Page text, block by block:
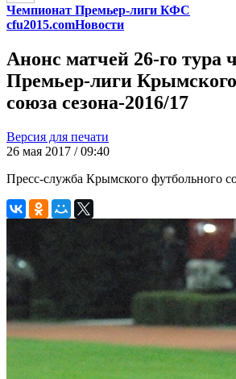
Чемпионат Премьер-лиги КФС
cfu2015.comНовости
Анонс матчей 26-го тура
Премьер-лиги
союза сезона-2016/17
Версия для печати
26 мая 2017 / 09:40
Пресс-служба Крымского футбольного